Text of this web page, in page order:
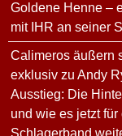
Goldene Henne –
mit IHR an seiner
Calimeros äußern
exklusiv zu Andy
Ausstieg: Die
und wie es jetzt für